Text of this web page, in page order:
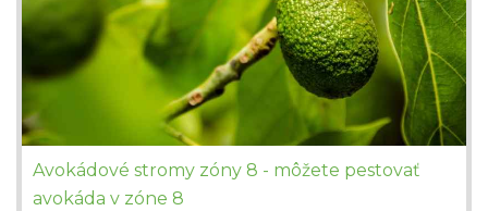
Avokádové stromy zóny 8 - môžete pestovať
avokáda v zóne 8